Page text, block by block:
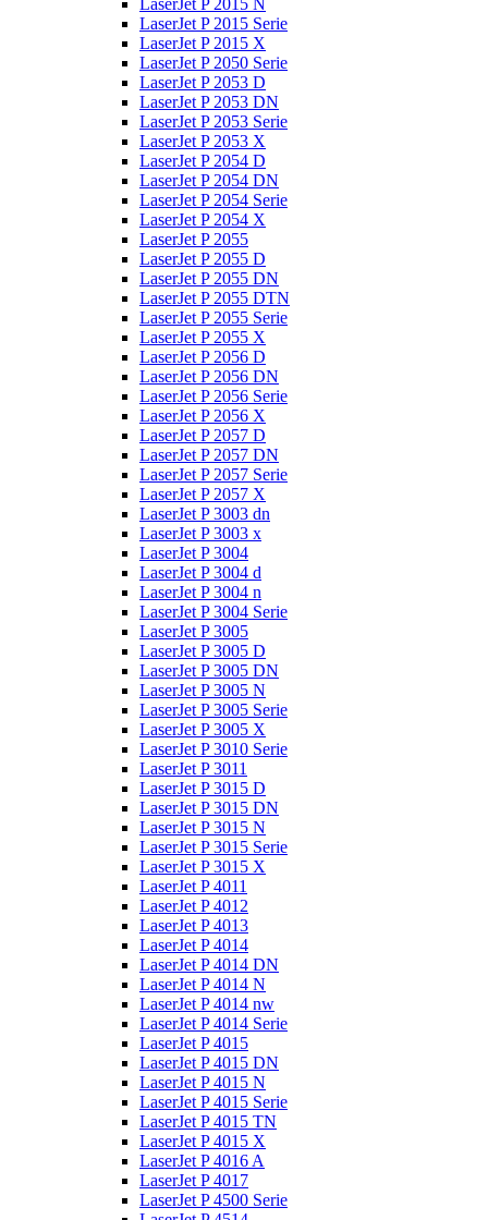
LaserJet P 2015 Serie
LaserJet P 2015 X
LaserJet P 2050 Serie
LaserJet P 2053 D
LaserJet P 2053 DN
LaserJet P 2053 Serie
LaserJet P 2053 X
LaserJet P 2054 D
LaserJet P 2054 DN
LaserJet P 2054 Serie
LaserJet P 2054 X
LaserJet P 2055
LaserJet P 2055 D
LaserJet P 2055 DN
LaserJet P 2055 DTN
LaserJet P 2055 Serie
LaserJet P 2055 X
LaserJet P 2056 D
LaserJet P 2056 DN
LaserJet P 2056 Serie
LaserJet P 2056 X
LaserJet P 2057 D
LaserJet P 2057 DN
LaserJet P 2057 Serie
LaserJet P 2057 X
LaserJet P 3003 dn
LaserJet P 3003 x
LaserJet P 3004
LaserJet P 3004 d
LaserJet P 3004 n
LaserJet P 3004 Serie
LaserJet P 3005
LaserJet P 3005 D
LaserJet P 3005 DN
LaserJet P 3005 N
LaserJet P 3005 Serie
LaserJet P 3005 X
LaserJet P 3010 Serie
LaserJet P 3011
LaserJet P 3015 D
LaserJet P 3015 DN
LaserJet P 3015 N
LaserJet P 3015 Serie
LaserJet P 3015 X
LaserJet P 4011
LaserJet P 4012
LaserJet P 4013
LaserJet P 4014
LaserJet P 4014 DN
LaserJet P 4014 N
LaserJet P 4014 nw
LaserJet P 4014 Serie
LaserJet P 4015
LaserJet P 4015 DN
LaserJet P 4015 N
LaserJet P 4015 Serie
LaserJet P 4015 TN
LaserJet P 4015 X
LaserJet P 4016 A
LaserJet P 4017
LaserJet P 4500 Serie